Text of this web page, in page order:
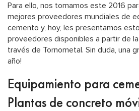
Para ello, nos tomamos este 2016
mejores proveedores mundiales de
cemento y, hoy, les presentamos
proveedores disponibles a partir de
través de Tornometal. Sin duda, una
año!
Equipamiento para
Plantas de concreto